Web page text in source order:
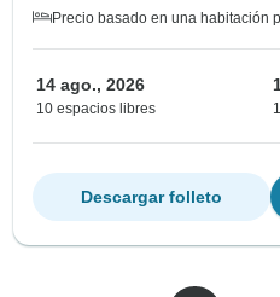
Precio basado en una habitación
14 ago., 2026
10 espacios libres
Descargar folleto